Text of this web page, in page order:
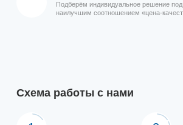
Подберём индивидуальное решение
наилучшим соотношением «цена-
Схема работы с нами